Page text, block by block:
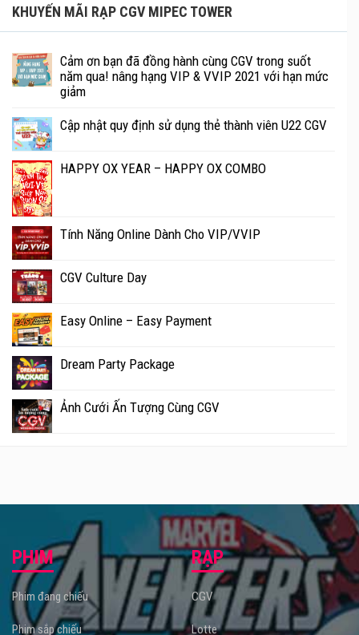
Không quay phim, chụp ảnh.
Tắt chuông điện thoại để tránh làm phiền đến
KHUYẾN MÃI RẠP CGV MIPEC TOWER
Cảm ơn bạn đã đồng hành cùng CGV trong suốt
năm qua! nâng hạng VIP & VVIP 2021 với hạn mức
giảm
Cập nhật quy định sử dụng thẻ thành viên U22 CGV
HAPPY OX YEAR – HAPPY OX COMBO
Tính Năng Online Dành Cho VIP/VVIP
CGV Culture Day
Easy Online – Easy Payment
Dream Party Package
Ảnh Cưới Ấn Tượng Cùng CGV
PHIM
Phim đang chiếu
Phim sắp chiếu
RẠP
CGV
Lotte